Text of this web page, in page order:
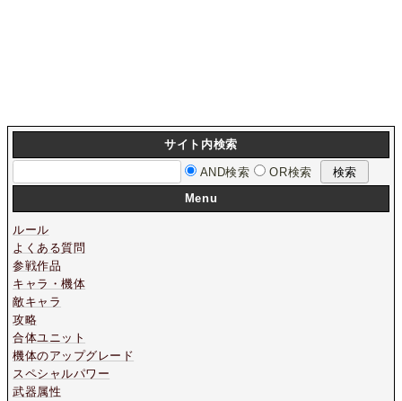
サイト内検索
AND検索
OR検索
Menu
ルール
よくある質問
参戦作品
キャラ・機体
敵キャラ
攻略
合体ユニット
機体のアップグレード
スペシャルパワー
武器属性